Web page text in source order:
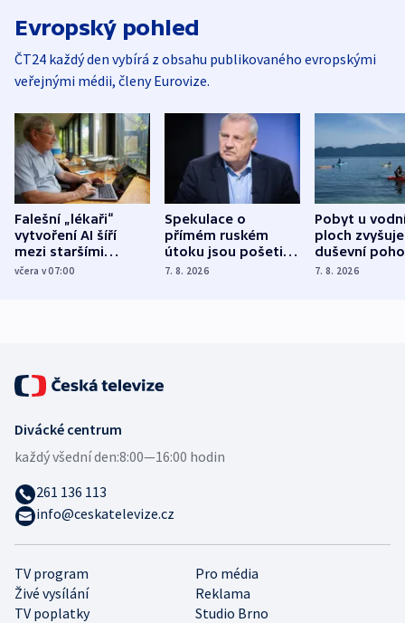
Evropský pohled
ČT24 každý den vybírá z obsahu publikovaného evropskými
veřejnými médii, členy Eurovize.
Falešní „lékaři“
vytvoření AI šíří
mezi staršími
Poláky nebezpečné
včera v 07:00
Spekulace o
přímém ruském
útoku jsou pošetilé,
míní estonský
7. 8. 2026
Pobyt u
ploch zvyšuje
duševní
ukázala
7. 8. 2026
TV program
Pro média
Živé vysílání
Reklama
TV poplatky
Studio Brno
Divácké centrum
každý všední den:8:00—16:00 hodin
261 136 113
info@ceskatelevize.cz